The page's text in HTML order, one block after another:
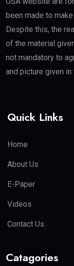
been made to
Despite this, the
of the material
not mandatory to
and picture given in
Quick Links
Home
About Us
E-Paper
Videos
Contact Us
Catagories